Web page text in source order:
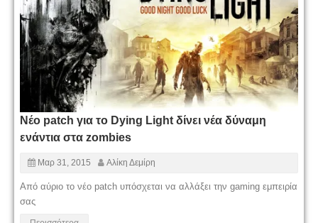
Νέο patch για το Dying Light δίνει νέα δύναμη
ενάντια στα zombies
Μαρ 31, 2015 Αλίκη Δεμίρη
Από αύριο το νέο patch υπόσχεται να αλλάξει την gaming εμπειρία
σας